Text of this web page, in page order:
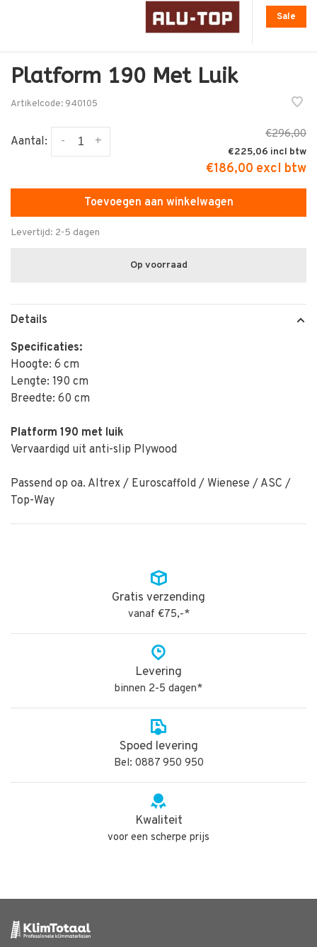
Sale
Platform 190 Met Luik
Artikelcode: 940105
Aantal: +
-
€296,00
€225,06
€186,00 excl btw
Toevoegen aan winkelwagen
Levertijd: 2-5 dagen
Op voorraad
Details
Specificaties:
Hoogte: 6 cm
Lengte: 190 cm
Breedte: 60 cm
Platform 190 met luik
Vervaardigd uit anti-slip Plywood
Passend op oa. Altrex / Euroscaffold / Wienese / ASC /
Top-Way
Gratis verzending
vanaf €75,-*
Levering
binnen 2-5 dagen*
Spoed levering
Bel: 0887 950 950
Kwaliteit
voor een scherpe prijs